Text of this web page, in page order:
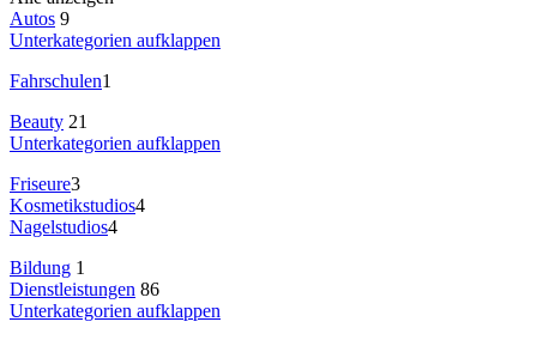
Autos 9
Unterkategorien aufklappen
Fahrschulen1
Beauty 21
Unterkategorien aufklappen
Friseure3
Kosmetikstudios4
Nagelstudios4
Bildung 1
Dienstleistungen 86
Unterkategorien aufklappen